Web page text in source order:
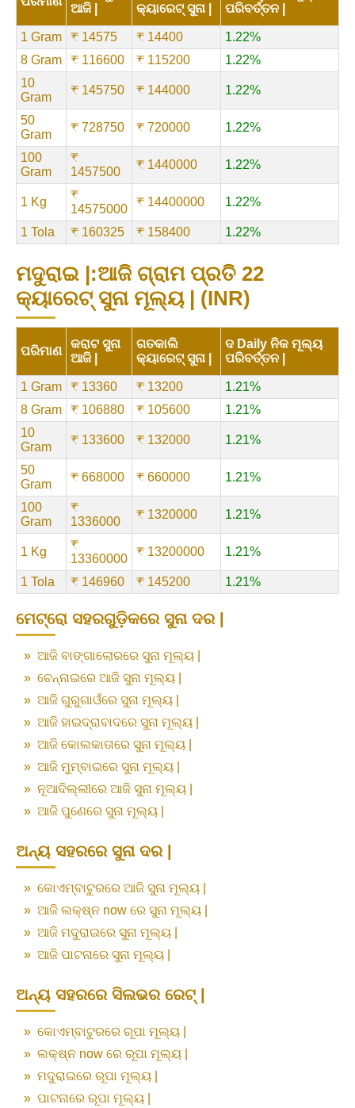
ଆଜି |
କ୍ୟାରେଟ୍ ସୁନା |
ପରିବର୍ତ୍ତନ |
1 Gram ₹ 14575 ₹ 14400
1.22%
8 Gram
₹ 116600 ₹ 115200
1.22%
10
Gram
₹ 145750 ₹ 144000 1.22%
50
Gram
₹ 728750 ₹ 720000 1.22%
100
Gram
₹
1457500
₹ 1440000 1.22%
1 Kg
₹
14575000
₹ 14400000 1.22%
1 Tola ₹ 160325 ₹ 158400 1.22%
ମଦୁରାଇ |:ଆଜି ଗ୍ରାମ ପ୍ରତି 22
କ୍ୟାରେଟ୍ ସୁନା ମୂଲ୍ୟ | (INR)
ପରିମାଣ
କରାଟ ସୁନା
ଆଜି |
ଗତକାଲି
କ୍ୟାରେଟ୍ ସୁନା |
ଦ Daily ନିକ ମୂଲ୍ୟ
ପରିବର୍ତ୍ତନ |
1 Gram ₹ 13360 ₹ 13200
1.21%
8 Gram
₹ 106880 ₹ 105600
1.21%
10
Gram
₹ 133600 ₹ 132000 1.21%
50
Gram
₹ 668000 ₹ 660000 1.21%
100
Gram
₹
1336000
₹ 1320000 1.21%
1 Kg
₹
13360000
₹ 13200000 1.21%
1 Tola ₹ 146960 ₹ 145200 1.21%
ମେଟ୍ରୋ ସହରଗୁଡ଼ିକରେ ସୁନା ଦର |
» ଆଜି ବାଙ୍ଗାଲୋରରେ ସୁନା ମୂଲ୍ୟ |
» ଚେନ୍ନାଇରେ ଆଜି ସୁନା ମୂଲ୍ୟ |
» ଆଜି ଗୁରୁଗାଓଁରେ ସୁନା ମୂଲ୍ୟ |
» ଆଜି ହାଇଦ୍ରାବାଦରେ ସୁନା ମୂଲ୍ୟ |
» ଆଜି କୋଲକାତାରେ ସୁନା ମୂଲ୍ୟ |
» ଆଜି ମୁମ୍ବାଇରେ ସୁନା ମୂଲ୍ୟ |
» ନୂଆଦିଲ୍ଲୀରେ ଆଜି ସୁନା ମୂଲ୍ୟ |
» ଆଜି ପୁଣେରେ ସୁନା ମୂଲ୍ୟ |
ଅନ୍ୟ ସହରରେ ସୁନା ଦର |
» କୋଏମ୍ବାଟୁରରେ ଆଜି ସୁନା ମୂଲ୍ୟ |
» ଆଜି ଲକ୍ଷ୍ନ now ରେ ସୁନା ମୂଲ୍ୟ |
» ଆଜି ମଦୁରାଇରେ ସୁନା ମୂଲ୍ୟ |
» ଆଜି ପାଟନାରେ ସୁନା ମୂଲ୍ୟ |
ଅନ୍ୟ ସହରରେ ସିଲଭର ରେଟ୍ |
» କୋଏମ୍ବାଟୁରରେ ରୂପା ମୂଲ୍ୟ |
» ଲକ୍ଷ୍ନ now ରେ ରୂପା ମୂଲ୍ୟ |
» ମଦୁରାଇରେ ରୂପା ମୂଲ୍ୟ |
» ପାଟନାରେ ରୂପା ମୂଲ୍ୟ |